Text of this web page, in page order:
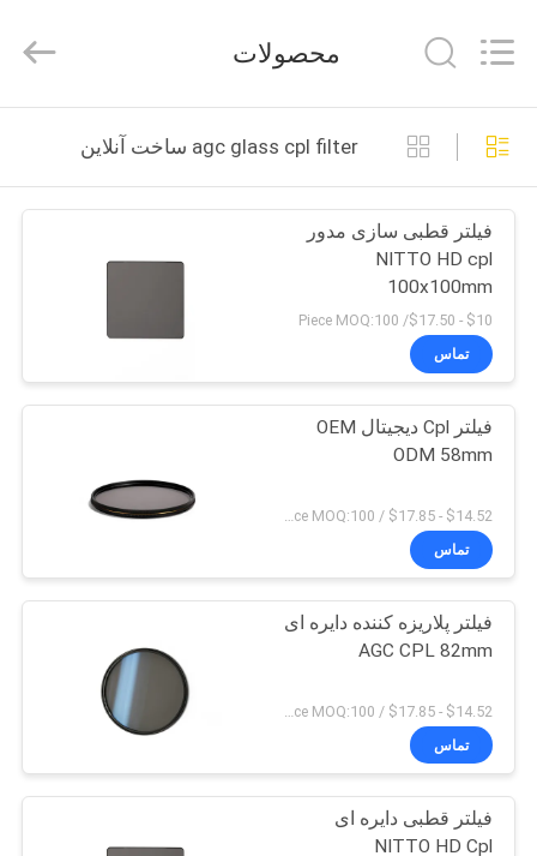
صفحه
اصلی
محصولات
درباره
کنترل
کیفیت
تماس
بگیرید
Technology
Ltd..
Reserved.
محصولات
agc glass cpl filter ساخت آنلاین
فیلتر قطبی سازی مدور
NITTO HD cpl
100x100mm
$10 - $17.50/ Piece MOQ:100
تماس
فیلتر Cpl دیجیتال OEM
ODM 58mm
تماس
فیلتر پلاریزه کننده دایره ای
AGC CPL 82mm
تماس
فیلتر قطبی دایره ای
NITTO HD Cpl